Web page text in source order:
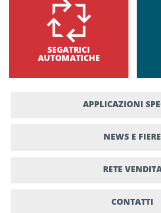
SEGATRICI
AUTOMATICHE
APPLICAZIONI
NEWS E FIERE
RETE
CONTATTI